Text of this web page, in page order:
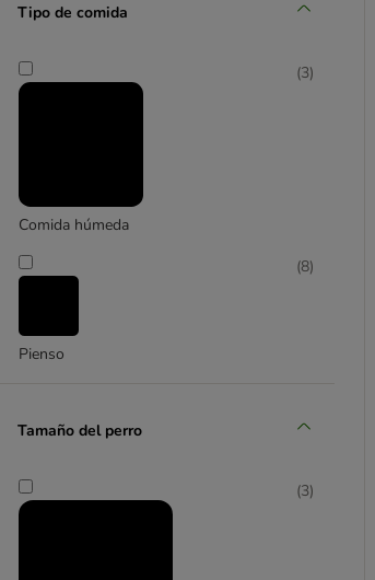
Pato
Tipo de comida
Comida húmeda
(3)
Pienso
(8)
Tamaño del perro
(3)